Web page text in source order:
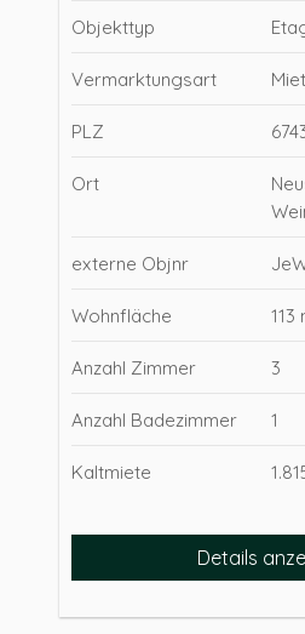
Objekttyp
Vermarktungsart
PLZ
Ort
externe Objnr
Wohnfläche 113
Anzahl Zimmer 3
Anzahl Badezimmer 1
Kaltmiete
Details